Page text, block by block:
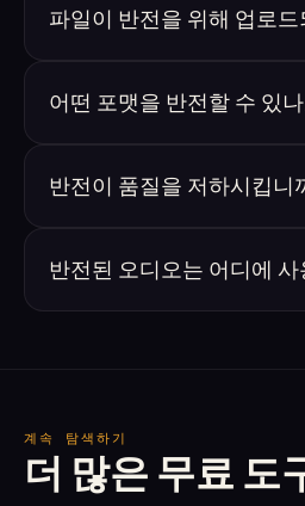
파일이 반전을 위해 업로
어떤 포맷을 반전할 수 있
반전이 품질을 저하시킵니
반전된 오디오는 어디에
계속 탐색하기
더 많은 무료 도